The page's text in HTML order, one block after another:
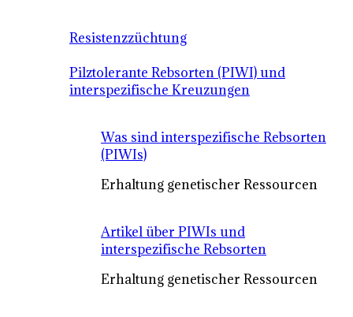
Resistenzzüchtung
Pilztolerante Rebsorten (PIWI) und
interspezifische Kreuzungen
Was sind interspezifische Rebsorten
(PIWIs)
Erhaltung genetischer Ressourcen
Artikel über PIWIs und
interspezifische Rebsorten
Erhaltung genetischer Ressourcen